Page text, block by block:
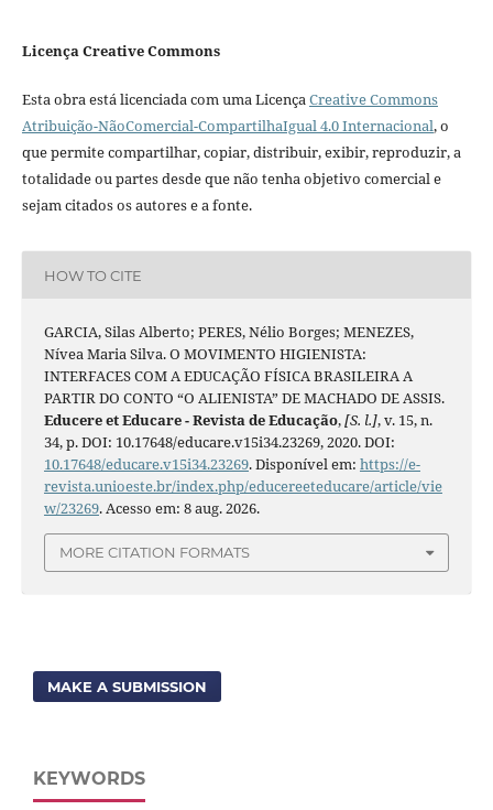
Licença Creative Commons
Esta obra está licenciada com uma LicençaCreative Commons
Atribuição-NãoComercial-CompartilhaIgual 4.0 Internacional, o
que permite compartilhar, copiar, distribuir, exibir, reproduzir, a
totalidade ou partes desde que não tenha objetivo comercial e
sejam citados os autores e a fonte.
HOW TO CITE
GARCIA, Silas Alberto; PERES, Nélio Borges; MENEZES,
Nívea Maria Silva. O MOVIMENTO HIGIENISTA:
INTERFACES COM A EDUCAÇÃO FÍSICA BRASILEIRA A
PARTIR DO CONTO “O ALIENISTA” DE MACHADO DE ASSIS.
Educere et Educare - Revista de Educação,[S. l.], v. 15, n.
34, p. DOI: 10.17648/educare.v15i34.23269, 2020. DOI:
10.17648/educare.v15i34.23269. Disponível em: https://e-
revista.unioeste.br/index.php/educereeteducare/article/vie
w/23269. Acesso em: 8 aug. 2026.
MORE CITATION FORMATS
MAKE A SUBMISSION
KEYWORDS